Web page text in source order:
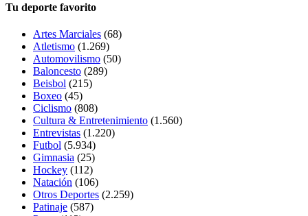
Tu deporte favorito
Artes Marciales (68)
Atletismo (1.269)
Automovilismo (50)
Baloncesto (289)
Beisbol (215)
Boxeo (45)
Ciclismo (808)
Cultura & Entretenimiento (1.560)
Entrevistas (1.220)
Futbol (5.934)
Gimnasia (25)
Hockey (112)
Natación (106)
Otros Deportes (2.259)
Patinaje (587)